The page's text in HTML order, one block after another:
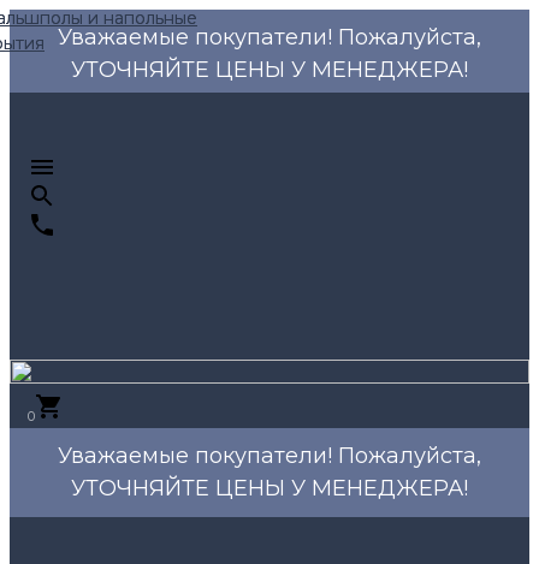
Уважаемые покупатели! Пожалуйста,
УТОЧНЯЙТЕ ЦЕНЫ У МЕНЕДЖЕРА!
0
Уважаемые покупатели! Пожалуйста,
УТОЧНЯЙТЕ ЦЕНЫ У МЕНЕДЖЕРА!